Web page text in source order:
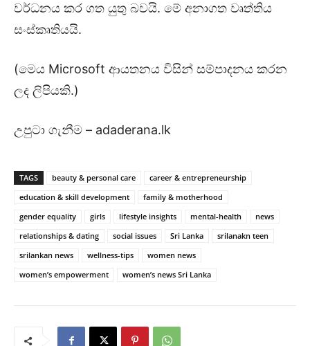
වර්ධනය කර ගත යුතු බවයි. මේ අනාගත වෘත්තිය
සංස්කෘතියයි.
(මෙය Microsoft ආයතනය විසින් සම්පාදනය කරන
ලද ලිපියකි.)
උපුටා ගැනීම – adaderana.lk
TAGS beauty & personal care
career & entrepreneurship
education & skill development
family & motherhood
gender equality
girls lifestyle insights mental-health
news
relationships & dating
social issues Sri Lanka
srilanakn teen
srilankan news
wellness-tips
women news
women’s empowerment
women’s news Sri Lanka